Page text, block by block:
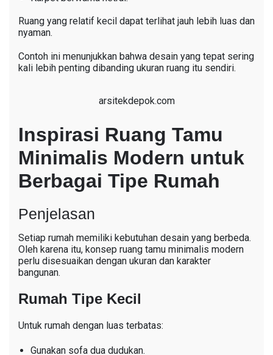
Ruang yang relatif kecil dapat terlihat jauh lebih luas dan
nyaman.
Contoh ini menunjukkan bahwa desain yang tepat sering
kali lebih penting dibanding ukuran ruang itu sendiri.
arsitekdepok.com
Inspirasi Ruang Tamu
Minimalis Modern untuk
Berbagai Tipe Rumah
Penjelasan
Setiap rumah memiliki kebutuhan desain yang berbeda.
Oleh karena itu, konsep ruang tamu minimalis modern
perlu disesuaikan dengan ukuran dan karakter
bangunan.
Rumah Tipe Kecil
Untuk rumah dengan luas terbatas:
Gunakan sofa dua dudukan.